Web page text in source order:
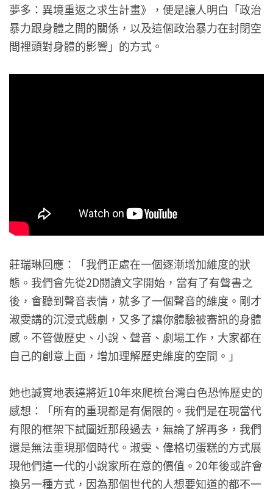
夢多：異境重返之求生計畫》，便是讓人明白「政治
暴力跟身體之間的關係，以及這個政治暴力在封閉空
間裡頭對身體的影響」的方式。
莊瑞琳回應：「我們正處在一個逐漸增加維度的狀
態。我們會先從2D閱讀文字開始，當有了有聲書之
後，會聽到聲音表情，就多了一個聲音的維度。剛才
淑雯講的沉浸式戲劇，又多了讓你體驗被審訊的身體
感。不管做歷史、小說、聲音、劇場工作，大家都在
自己的創意上面，增加理解歷史維度的空間。」
她也誠實地表達將近10年來爬梳台灣白色恐怖歷史的
感想：「所有的重現都是有侷限的。我們是在現當代
有限的框架下試圖近那段過去，無論了解再多，我們
還是無法重現那個時代。淑雯、偉格切蛋糕的方式展
現他們這一代的小說家所在意的價值。20年後或許會
換另一種方式，因為那個世代的人想要知道的都不一